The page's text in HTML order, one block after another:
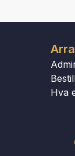
Hva